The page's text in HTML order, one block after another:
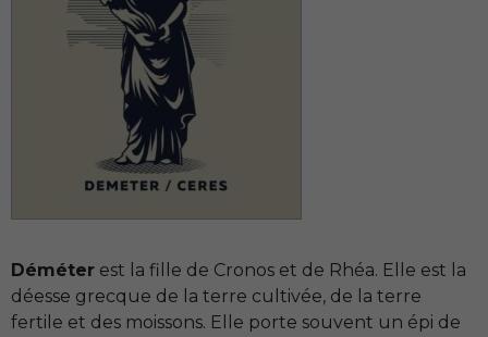
Déméter est la fille de Cronos et de Rhéa. Elle est la
déesse grecque de la terre cultivée, de la terre
fertile et des moissons. Elle porte souvent un épi de